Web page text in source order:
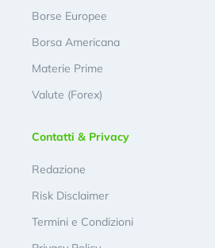
Borse Europee
Borsa Americana
Materie Prime
Valute (Forex)
Contatti & Privacy
Redazione
Risk Disclaimer
Termini e Condizioni